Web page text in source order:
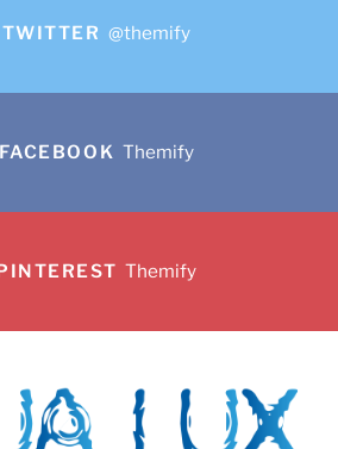
TWITTER @themify
FACEBOOK Themify
Themify